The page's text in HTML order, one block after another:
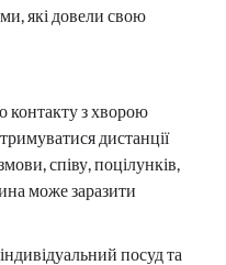
які довели свою
контакту з хворою
дистанції
співу, поцілунків,
може заразити
посуд та